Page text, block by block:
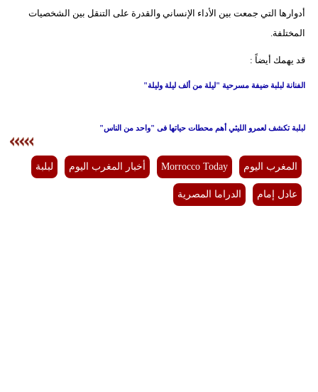
أدوارها التي جمعت بين الأداء الإنساني والقدرة على التنقل بين الشخصيات
المختلفة.
قد يهمك أيضاً :
الفنانة لبلبة ضيفة مسرحية "ليلة من ألف ليلة وليلة"
لبلبة تكشف لعمرو الليثي أهم محطات حياتها فى "واحد من الناس"
المغرب اليوم Morrocco Today أخبار المغرب اليوم لبلبة
عادل إمام الدراما المصرية